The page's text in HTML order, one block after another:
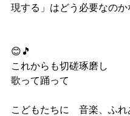
現する」はどう必要なの
😊🎵
これからも切磋琢磨し
歌って踊って
こどもたちに　音楽、ふれ